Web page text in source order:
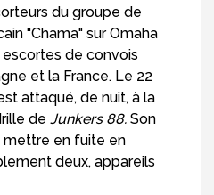
du groupe de
"Chama" sur Omaha
de convois
et la France. Le 22
attaqué, de nuit, à la
de Junkers 88. Son
mettre en fuite en
deux, appareils